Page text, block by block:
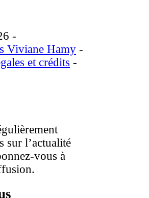
-
Viviane Hamy -
et crédits -
sur l’actualité
vous à